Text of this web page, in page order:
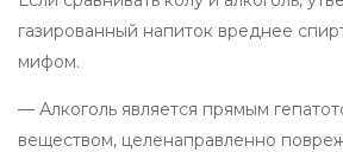
газированный напиток вреднее
мифом.
— Алкоголь является прямым
веществом, целенаправленно